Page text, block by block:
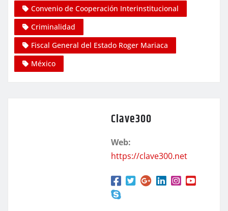
Convenio de Cooperación Interinstitucional
Criminalidad
Fiscal General del Estado Roger Mariaca
México
Clave300
Web:
https://clave300.net